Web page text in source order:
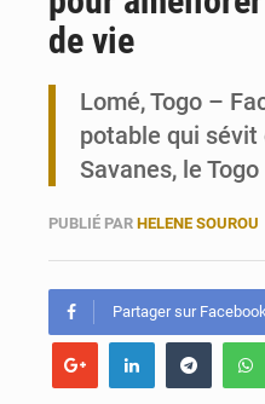
de vie
Lomé, Togo –
potable qui sévit
Savanes, le
PUBLIÉ PAR HELENE SOUROU
Partager sur